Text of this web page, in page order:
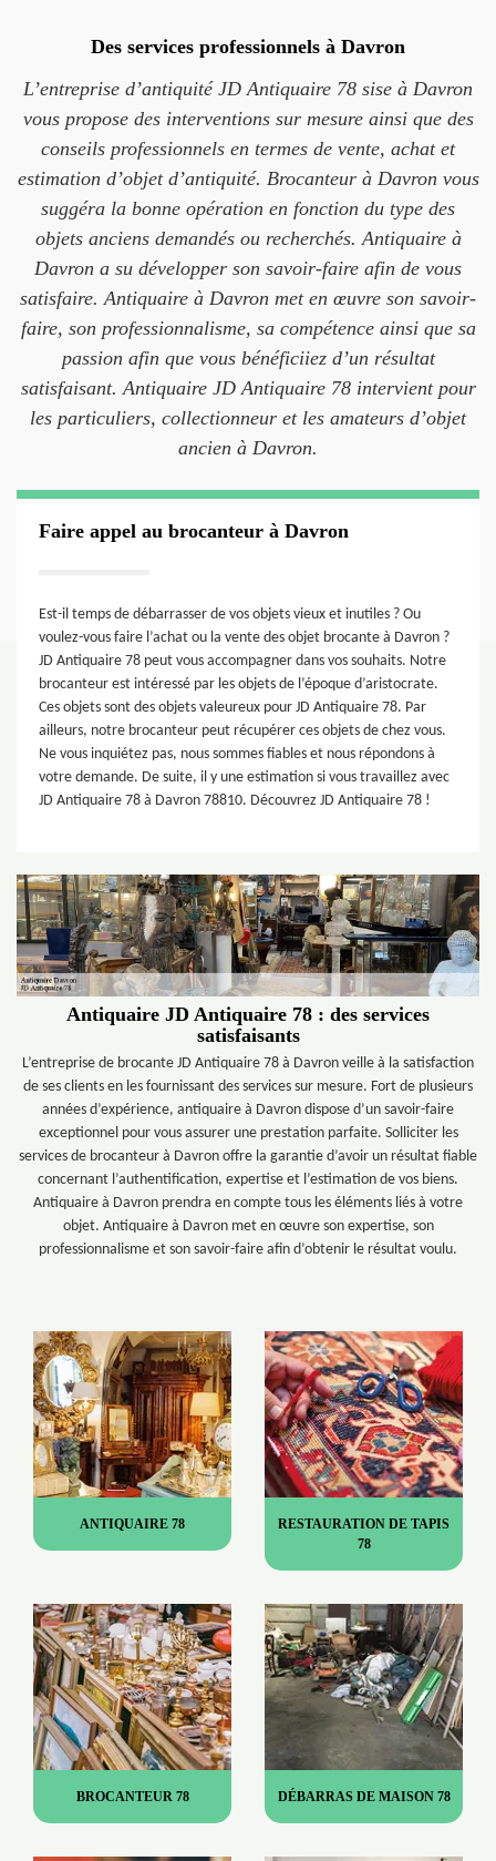
Des services professionnels à Davron
L’entreprise d’antiquité JD Antiquaire 78 sise à Davron
vous propose des interventions sur mesure ainsi que des
conseils professionnels en termes de vente, achat et
estimation d’objet d’antiquité. Brocanteur à Davron vous
suggéra la bonne opération en fonction du type des
objets anciens demandés ou recherchés. Antiquaire à
Davron a su développer son savoir-faire afin de vous
satisfaire. Antiquaire à Davron met en œuvre son savoir-
faire, son professionnalisme, sa compétence ainsi que sa
passion afin que vous bénéficiiez d’un résultat
satisfaisant. Antiquaire JD Antiquaire 78 intervient pour
les particuliers, collectionneur et les amateurs d’objet
ancien à Davron.
Faire appel au brocanteur à Davron
Est-il temps de débarrasser de vos objets vieux et inutiles ? Ou
voulez-vous faire l’achat ou la vente des objet brocante à Davron ?
JD Antiquaire 78 peut vous accompagner dans vos souhaits. Notre
brocanteur est intéressé par les objets de l’époque d’aristocrate.
Ces objets sont des objets valeureux pour JD Antiquaire 78. Par
ailleurs, notre brocanteur peut récupérer ces objets de chez vous.
Ne vous inquiétez pas, nous sommes fiables et nous répondons à
votre demande. De suite, il y une estimation si vous travaillez avec
JD Antiquaire 78 à Davron 78810. Découvrez JD Antiquaire 78 !
Antiquaire JD Antiquaire 78 : des services
satisfaisants
L’entreprise de brocante JD Antiquaire 78 à Davron veille à la satisfaction
de ses clients en les fournissant des services sur mesure. Fort de plusieurs
années d’expérience, antiquaire à Davron dispose d’un savoir-faire
exceptionnel pour vous assurer une prestation parfaite. Solliciter les
services de brocanteur à Davron offre la garantie d’avoir un résultat fiable
concernant l’authentification, expertise et l’estimation de vos biens.
Antiquaire à Davron prendra en compte tous les éléments liés à votre
objet. Antiquaire à Davron met en œuvre son expertise, son
professionnalisme et son savoir-faire afin d’obtenir le résultat voulu.
ANTIQUAIRE 78
RESTAURATION DE TAPIS
78
BROCANTEUR 78 DÉBARRAS DE MAISON 78